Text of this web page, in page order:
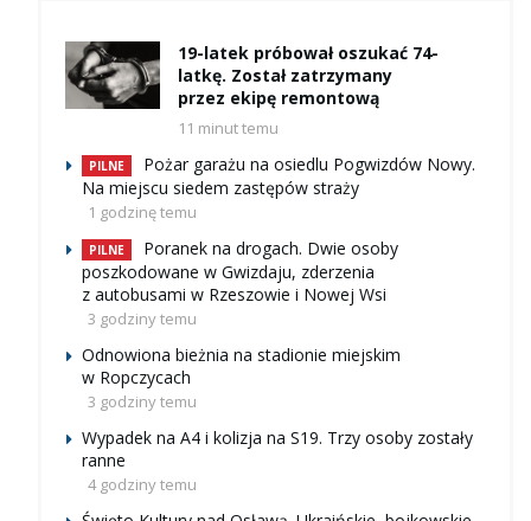
19-latek próbował oszukać 74-
latkę. Został zatrzymany
przez ekipę remontową
11 minut temu
PILNE
Pożar garażu na osiedlu Pogwizdów Nowy.
Na miejscu siedem zastępów straży
1 godzinę temu
PILNE
Poranek na drogach. Dwie osoby
poszkodowane w Gwizdaju, zderzenia
z autobusami w Rzeszowie i Nowej Wsi
3 godziny temu
Odnowiona bieżnia na stadionie miejskim
w Ropczycach
3 godziny temu
Wypadek na A4 i kolizja na S19. Trzy osoby zostały
ranne
4 godziny temu